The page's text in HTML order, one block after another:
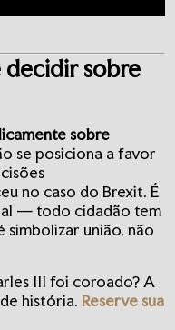
decidir sobre
sobre
se posiciona a favor
no caso do Brexit. É
— todo cidadão tem
simbolizar união, não
III foi coroado? A
história. Reserve sua